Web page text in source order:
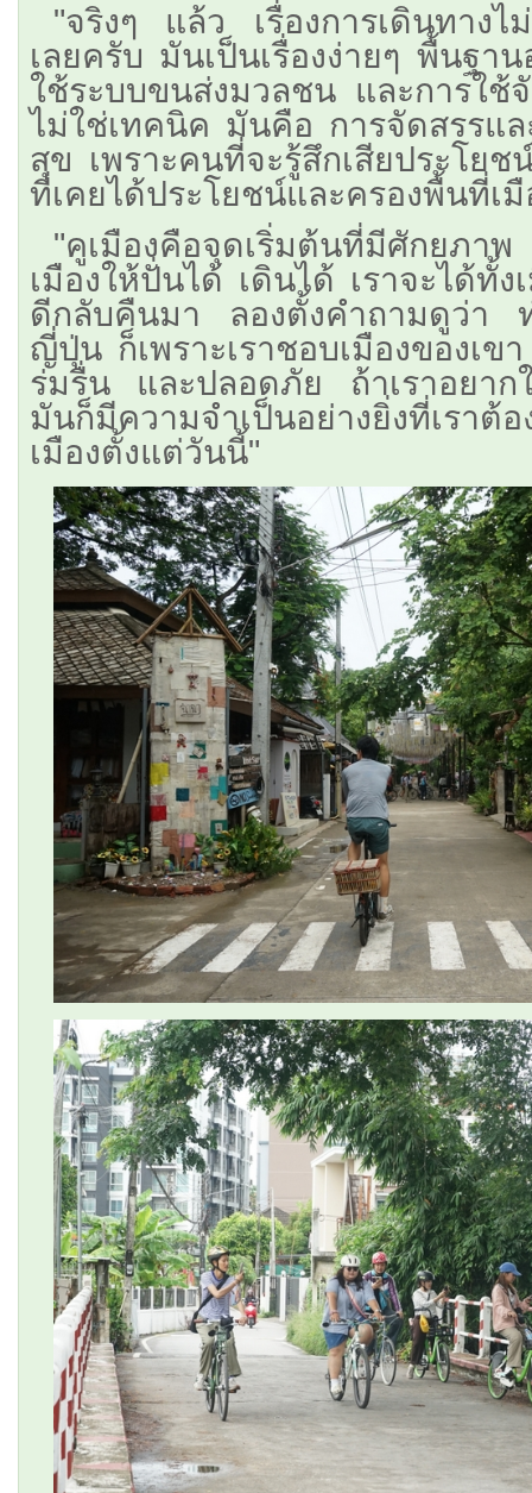
"จริงๆ แล้ว เรื่องการเดินทางไ
เลยครับ มันเป็นเรื่องง่ายๆ พื้นฐาน
ใช้ระบบขนส่งมวลชน และการใ
ไม่ใช่เทคนิค มันคือ การจัดสรรแ
สุข เพราะคนที่จะรู้สึกเสียประโย
ที่เคยได้ประโยชน์และครองพื้นที่เ
"คูเมืองคือจุดเริ่มต้นที่มีศักยภาพ
เมืองให้ปั่นได้ เดินได้ เราจะได้ทั้
ดีกลับคืนมา ลองตั้งคำถามดูว่า
ญี่ปุ่น ก็เพราะเราชอบเมืองของเข
ร่มรื่น และปลอดภัย ถ้าเราอยาก
มันก็มีความจำเป็นอย่างยิ่งที่เราต้
เมืองตั้งแต่วันนี้"